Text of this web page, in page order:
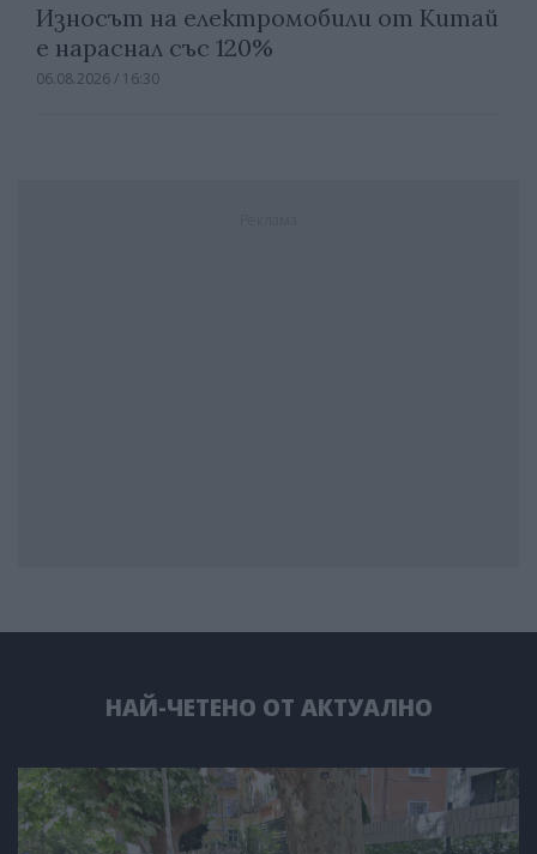
Износът на електромобили от Китай
е нараснал със 120%
06.08.2026 / 16:30
НАЙ-ЧЕТЕНО ОТ АКТУАЛНО